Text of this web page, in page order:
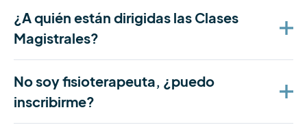
¿A quién están dirigidas las Clases
Magistrales?
No soy fisioterapeuta, ¿puedo
inscribirme?